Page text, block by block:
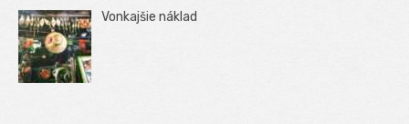
Vonkajšie náklad